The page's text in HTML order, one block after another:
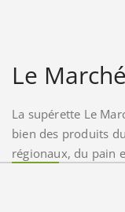
Le
La supérette Le
bien des produits
régionaux, du pain